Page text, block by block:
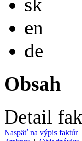
en
de
Obsah
Detail
Naspäť na výpis faktúr